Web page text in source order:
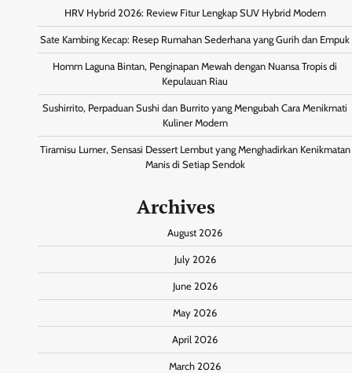
HRV Hybrid 2026: Review Fitur Lengkap SUV Hybrid Modern
Sate Kambing Kecap: Resep Rumahan Sederhana yang Gurih dan Empuk
Homm Laguna Bintan, Penginapan Mewah dengan Nuansa Tropis di
Kepulauan Riau
Sushirrito, Perpaduan Sushi dan Burrito yang Mengubah Cara Menikmati
Kuliner Modern
Tiramisu Lumer, Sensasi Dessert Lembut yang Menghadirkan Kenikmatan
Manis di Setiap Sendok
Archives
August 2026
July 2026
June 2026
May 2026
April 2026
March 2026